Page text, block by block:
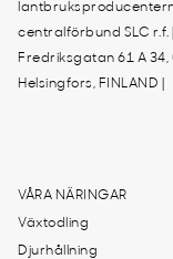
centralförbund SLC r.f. |
Fredriksgatan 61 A 34,
Helsingfors, FINLAND |
VÅRA NÄRINGAR
Växtodling
Djurhållning